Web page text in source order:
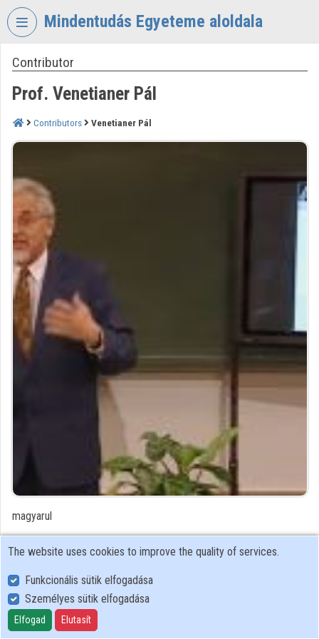
Skip header
Mindentudás Egyeteme aloldala
VIDEO
MINDENTUDÁS
EGYETEME
Log In
Organization discovery
Categories
Organization playlists
Organizations
Contributors
Contributor
Prof. Venetianer Pál
Contributors Venetianer Pál
magyarul
Contributor's recordings
Profiles
Profile
The website uses cookies to improve the quality of services.
Funkcionális sütik elfogadása
Személyes sütik elfogadása
Elfogad Elutasít